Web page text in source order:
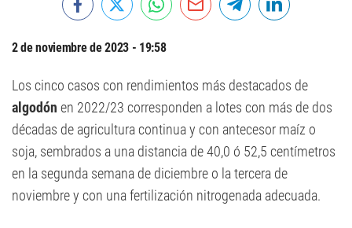
2 de noviembre de 2023 - 19:58
Los cinco casos con rendimientos más destacados de
algodón en 2022/23 corresponden a lotes con más de dos
décadas de agricultura continua y con antecesor maíz o
soja, sembrados a una distancia de 40,0 ó 52,5 centímetros
en la segunda semana de diciembre o la tercera de
noviembre y con una fertilización nitrogenada adecuada.